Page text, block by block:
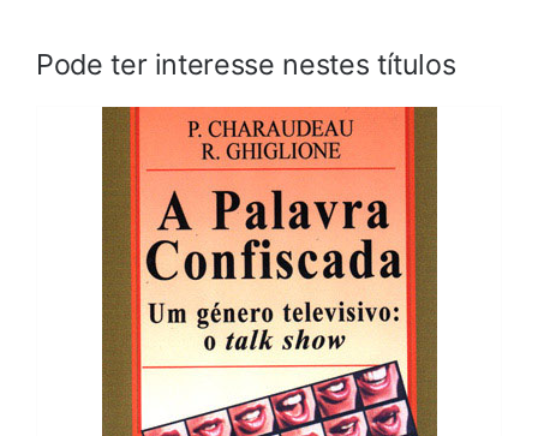
Pode ter interesse nestes títulos